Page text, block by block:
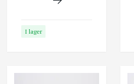
I lager